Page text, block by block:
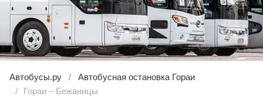
Автобусы.ру
Автобусная остановка Гораи
Гораи – Бежаницы